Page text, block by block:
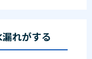
れがする